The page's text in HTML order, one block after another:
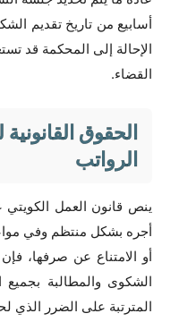
أسابيع من تاريخ تقديم
الإحالة إلى المحكمة قد
القضاء.
الحقوق
الرواتب
ينص قانون العمل
أجره بشكل منتظم وفي
أو الامتناع عن صرفها،
الشكوى والمطالبة
المترتبة على الضرر الذي